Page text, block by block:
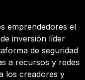
emprendedores el
inversión líder
de seguridad
a recursos y redes
los creadores y